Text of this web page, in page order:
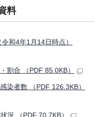
料
和4年1月14日時点）
合 （PDF 85.0KB）
者数 （PDF 126.3KB）
況 （PDF 70.7KB）